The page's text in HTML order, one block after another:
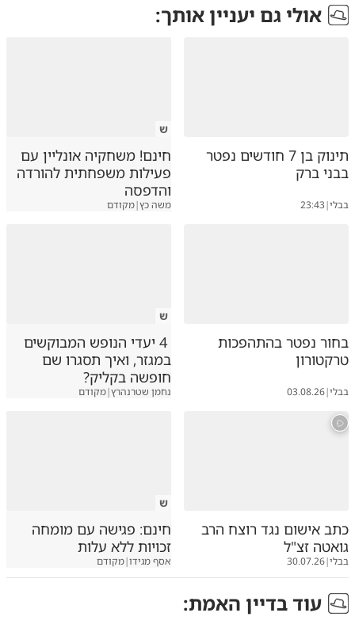
אולי גם יעניין אותך:
תינוק בן 7 חודשים נפטר
בבני ברק
בבלי|
23:43
ש
חינם! משחקיה אונליין עם
פעילות משפחתית להורדה
והדפסה
משה כץ|מקודם
בחור נפטר בהתהפכות
טרקטורון
בבלי|
03.08.26
ש
4 יעדי הנופש המבוקשים
במגזר, ואיך תסגרו שם
חופשה בקליק?
נחמן שטרנהרץ|מקודם
כתב אישום נגד רוצח הרב
גואטה זצ"ל
בבלי|
30.07.26
ש
חינם: פגישה עם מומחה
זכויות ללא עלות
אסף מגידו|מקודם
עוד בדיין האמת: